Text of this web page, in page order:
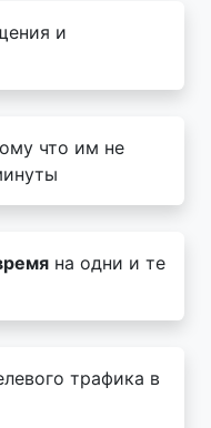
и
что им не
на одни и те
трафика в